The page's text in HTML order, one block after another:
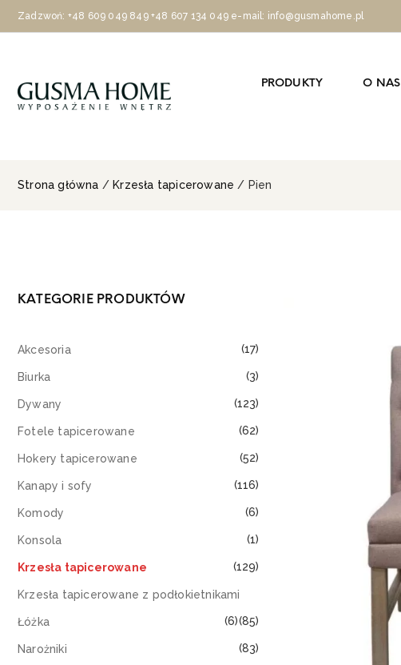
Zadzwoń: +48 609 049 849 +48 607 134 049 e-mail: info@gusmahome.pl
PRODUKTY O NAS
Strona główna / Krzesła tapicerowane / Pien
KATEGORIE PRODUKTÓW
Akcesoria (17)
Biurka (3)
Dywany (123)
Fotele tapicerowane (62)
Hokery tapicerowane (52)
Kanapy i sofy (116)
Komody (6)
Konsola (1)
Krzesła tapicerowane (129)
Krzesła tapicerowane z podłokietnikami
(85)
Łóżka (6)
Narożniki (83)